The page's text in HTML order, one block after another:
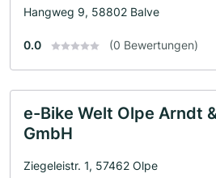
Hangweg 9, 58802 Balve
0.0 (0 Bewertungen)
e-Bike Welt Olpe Arndt
GmbH
Ziegeleistr. 1, 57462 Olpe